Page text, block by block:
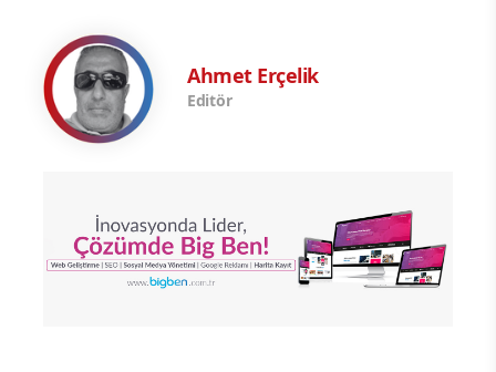
Ahmet Erçelik
Editör